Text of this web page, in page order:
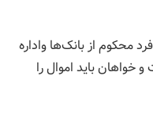
محکوم از بانک‌ها واداره
خواهان باید اموال را